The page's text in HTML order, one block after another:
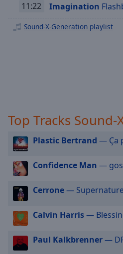
subtitles
settings,
opens
Audio
Track
Picture-
in-
Fullscreen
This
modal
window.
Beginning
11:22 Imagination
Sound-X-Generation playlist
Top Tracks
Plastic Bertrand — Ça
Confidence Man —
Cerrone— Supernature
Calvin Harris—
Paul Kalkbrenner—